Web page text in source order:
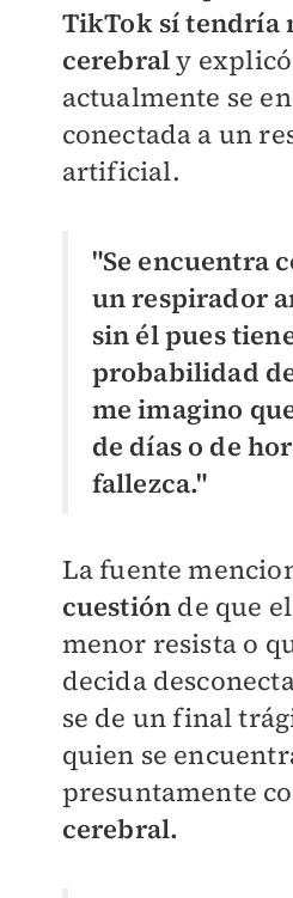
TikTok sí tendría
cerebraly
actualmente se
conectada a un
artificial.
"Se encuentra
un respirador
sin él pues
probabilidad
me imagino
de días o de
fallezca."
La fuente
cuestión de que
menor resista o
decida
se de un final
quien se
presuntamente
cerebral.